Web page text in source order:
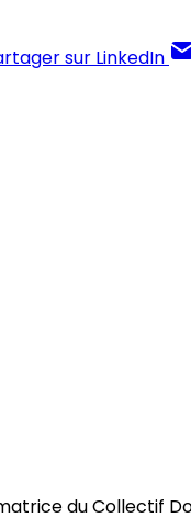
sur LinkedIn
du Collectif